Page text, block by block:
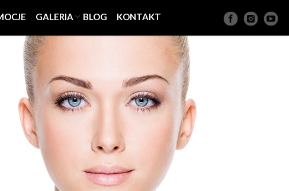
GALERIA BLOG KONTAKT